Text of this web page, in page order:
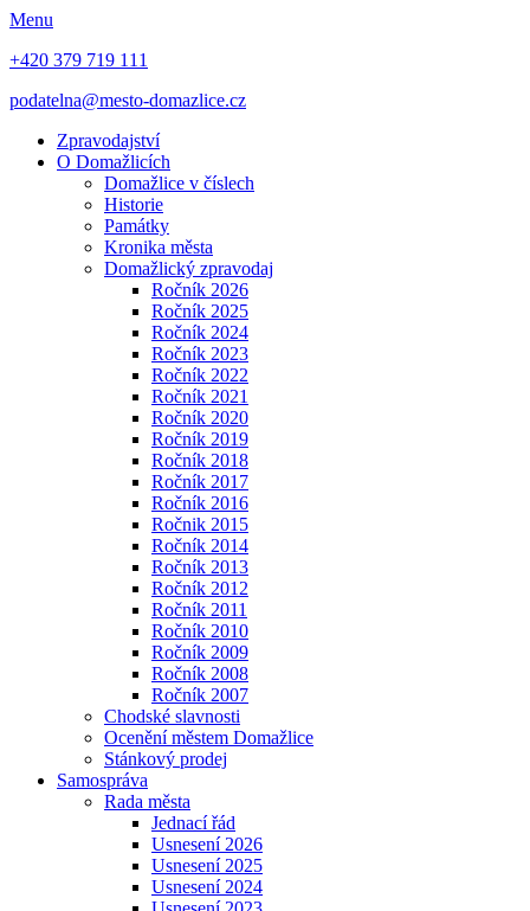
Menu
+420 379 719 111
podatelna@mesto-domazlice.cz
Zpravodajství
O Domažlicích
Domažlice v číslech
Historie
Památky
Kronika města
Domažlický zpravodaj
Ročník 2026
Ročník 2025
Ročník 2024
Ročník 2023
Ročník 2022
Ročník 2021
Ročník 2020
Ročník 2019
Ročník 2018
Ročník 2017
Ročník 2016
Ročnik 2015
Ročník 2014
Ročník 2013
Ročník 2012
Ročník 2011
Ročník 2010
Ročník 2009
Ročník 2008
Ročník 2007
Chodské slavnosti
Ocenění městem Domažlice
Stánkový prodej
Samospráva
Rada města
Jednací řád
Usnesení 2026
Usnesení 2025
Usnesení 2024